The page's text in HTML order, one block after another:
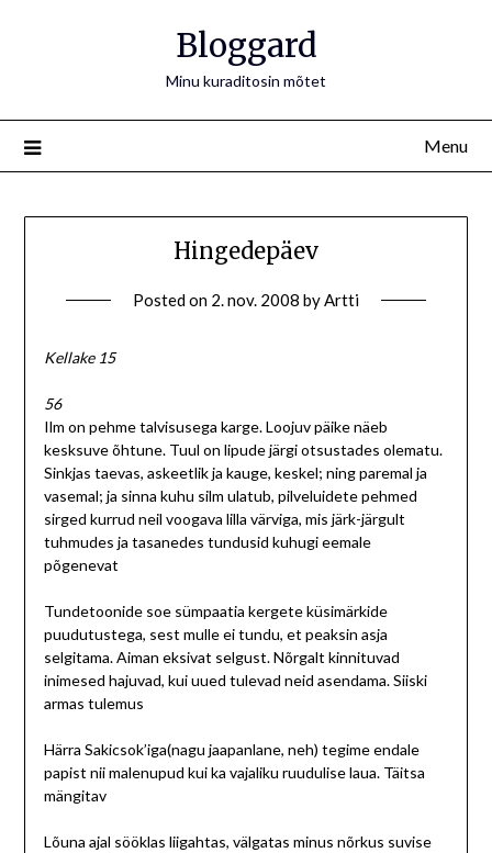
Bloggard
Minu kuraditosin mõtet
Menu
Hingedepäev
Posted on 2. nov. 2008 byArtti
Kellake 15
56
Ilm on pehme talvisusega karge. Loojuv päike näeb
kesksuve õhtune. Tuul on lipude järgi otsustades olematu.
Sinkjas taevas, askeetlik ja kauge, keskel; ning paremal ja
vasemal; ja sinna kuhu silm ulatub, pilveluidete pehmed
sirged kurrud neil voogava lilla värviga, mis järk-järgult
tuhmudes ja tasanedes tundusid kuhugi eemale
põgenevat
Tundetoonide soe sümpaatia kergete küsimärkide
puudutustega, sest mulle ei tundu, et peaksin asja
selgitama. Aiman eksivat selgust. Nõrgalt kinnituvad
inimesed hajuvad, kui uued tulevad neid asendama. Siiski
armas tulemus
Härra Sakicsok’iga(nagu jaapanlane, neh) tegime endale
papist nii malenupud kui ka vajaliku ruudulise laua. Täitsa
mängitav
Lõuna ajal sööklas liigahtas, välgatas minus nõrkus suvise